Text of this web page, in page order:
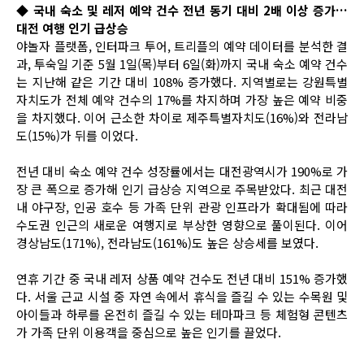
◆ 국내 숙소 및 레저 예약 건수 전년 동기 대비 2배 이상 증가…
대전 여행 인기 급상승
야놀자 플랫폼, 인터파크 투어, 트리플의 예약 데이터를 분석한 결
과, 투숙일 기준 5월 1일(목)부터 6일(화)까지 국내 숙소 예약 건수
는 지난해 같은 기간 대비 108% 증가했다. 지역별로는 강원특별
자치도가 전체 예약 건수의 17%를 차지하며 가장 높은 예약 비중
을 차지했다. 이어 근소한 차이로 제주특별자치도(16%)와 전라남
도(15%)가 뒤를 이었다.
전년 대비 숙소 예약 건수 성장률에서는 대전광역시가 190%로 가
장 큰 폭으로 증가해 인기 급상승 지역으로 주목받았다. 최근 대전
내 야구장, 인공 호수 등 가족 단위 관광 인프라가 확대됨에 따라
수도권 인근의 새로운 여행지로 부상한 영향으로 풀이된다. 이어
경상남도(171%), 전라남도(161%)도 높은 상승세를 보였다.
연휴 기간 중 국내 레저 상품 예약 건수도 전년 대비 151% 증가했
다. 서울 근교 시설 중 자연 속에서 휴식을 즐길 수 있는 수목원 및
아이들과 하루를 온전히 즐길 수 있는 테마파크 등 체험형 콘텐츠
가 가족 단위 이용객을 중심으로 높은 인기를 끌었다.